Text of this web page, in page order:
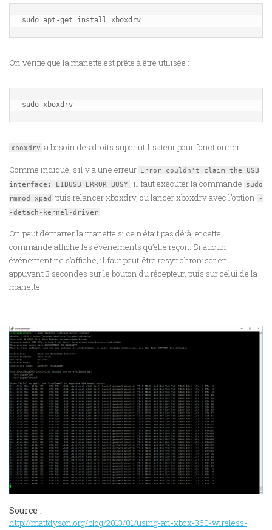
On vérifie que la manette est prête à être utilisée :
xboxdrv a besoin des droits super utilisateur pour fonctionner
Comme indiqué, s’il y a une erreur Error couldn't claim the USB
interface: LIBUSB_ERROR_BUSY , il faut exécuter la commande sudo
rmmod xpad puis relancer xboxdrv, ou lancer xboxdrv avec l’option
-
-detach-kernel-driver .
On peut démarrer la manette si ce n’était pas déjà, et cette
commande affiche les événements qu’elle reçoit. Si aucun
événement ne s’affiche, il faut peut-être resynchroniser en
appuyant 3 secondes sur le bouton du récepteur, puis sur celui de la
manette.
Source :
http://mattdyson.org/blog/2013/01/using-an-xbox-360-wireless-